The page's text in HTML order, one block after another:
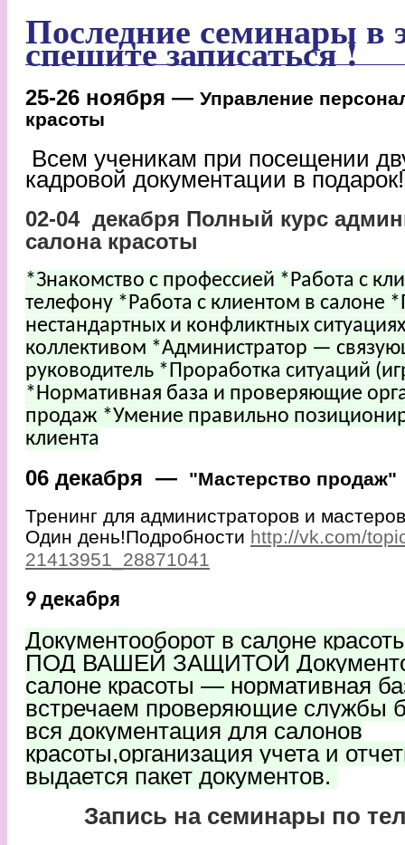
Последние семинары в
спешите записаться !
25-26 ноября — Управление
красоты
Всем ученикам при посещении
кадровой документации в подарок!
02-04 декабря Полный курс
салона красоты
*Знакомство с профессией *Работа с
телефону *Работа с клиентом в салоне
нестандартных и конфликтных
коллективом *Администратор —
руководитель *Проработка ситуаций
*Нормативная база и проверяющие
продаж *Умение правильно
клиента
06 декабря — "Мастерство продаж"
Тренинг для администраторов и
Один день!Подробности http://vk.com/
21413951_28871041
9 декабря
Документооборот в салоне
ПОД ВАШЕЙ ЗАЩИТОЙ
салоне красоты — нормативная
встречаем проверяющие службы
вся документация для салонов
красоты,организация учета и
выдается пакет документов.
Запись на семинары по